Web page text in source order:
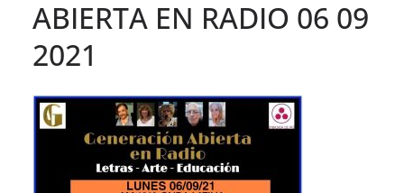
ABIERTA EN RADIO 06 09
2021